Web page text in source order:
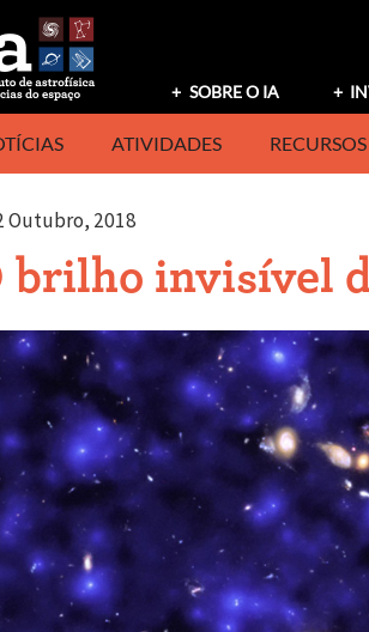
SOBRE O IA
ATIVIDADES RECURSOS
Outubro, 2018
brilho invisível